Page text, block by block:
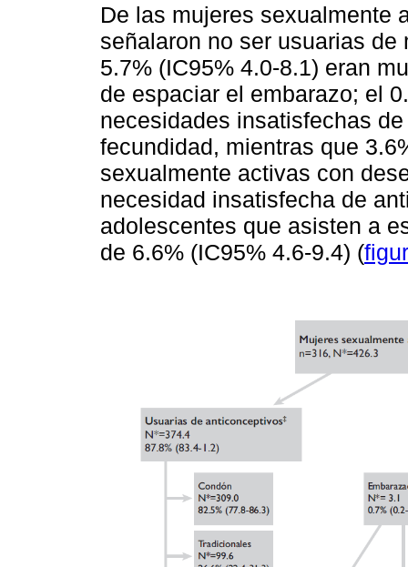
De las mujeres sexualmente
señalaron no ser usuarias
5.7% (IC95% 4.0-8.1) eran
de espaciar el embarazo; el
necesidades insatisfechas
fecundidad, mientras que
sexualmente activas con
necesidad insatisfecha de
adolescentes que asisten a
de 6.6% (IC95% 4.6-9.4) (